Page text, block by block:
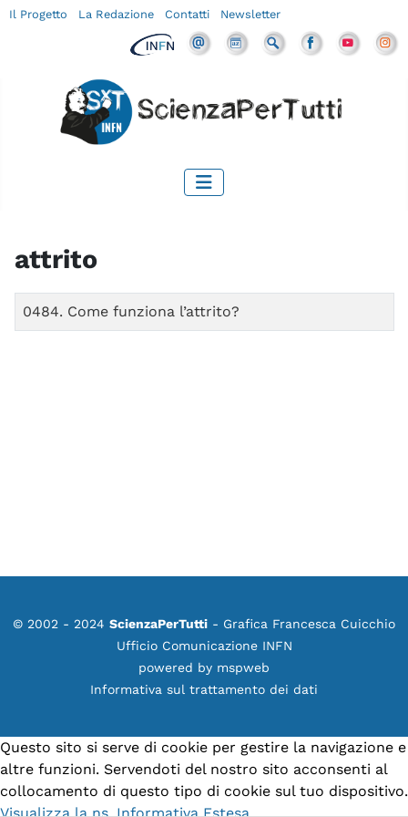
Il Progetto La Redazione Contatti Newsletter
attrito
Titolo
0484. Come funziona l’attrito?
© 2002 - 2024 ScienzaPerTutti - Grafica Francesca Cuicchio
Ufficio Comunicazione INFN
powered by mspweb
Informativa sul trattamento dei dati
Questo sito si serve di cookie per gestire la navigazione e
altre funzioni. Servendoti del nostro sito acconsenti al
collocamento di questo tipo di cookie sul tuo dispositivo.
Visualizza la ns. Informativa Estesa.